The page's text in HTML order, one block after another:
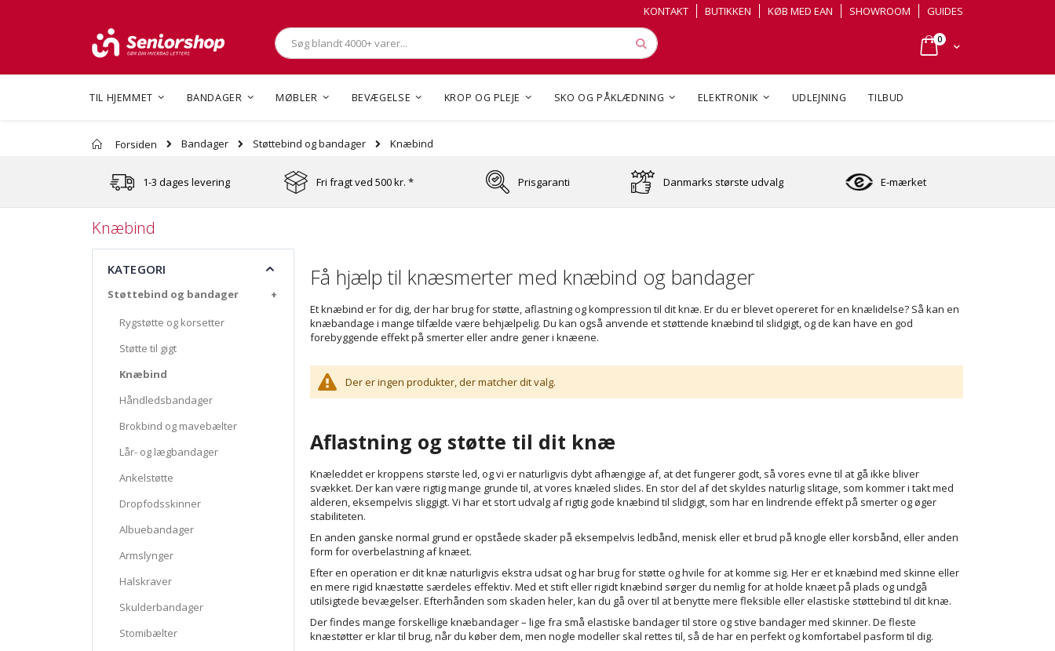
Cart
0varer
Søg
Søg
to
to
KONTAKT BUTIKKEN KØB MED EAN SHOWROOM GUIDES
TIL HJEMMET BANDAGER MØBLER BEVÆGELSE KROP OG PLEJE SKO OG PÅKLÆDNING ELEKTRONIK UDLEJNING TILBUD
Forsiden Bandager Støttebind og bandager Knæbind
1-3 dages levering Fri fragt ved 500 kr. * Prisgaranti Danmarks største udvalg E-mærket
Knæbind
Få hjælp til knæsmerter med knæbind og bandager
Et knæbind er for dig, der har brug for støtte, aflastning og kompression til dit knæ. Er du er blevet opereret for en knælidelse? Så kan en
knæbandage i mange tilfælde være behjælpelig. Du kan også anvende et støttende knæbind til slidgigt, og de kan have en god
forebyggende effekt på smerter eller andre gener i knæene.
Der er ingen produkter, der matcher dit valg.
Aflastning og støtte til dit knæ
Knæleddet er kroppens største led, og vi er naturligvis dybt afhængige af, at det fungerer godt, så vores evne til at gå ikke bliver
svækket. Der kan være rigtig mange grunde til, at vores knæled slides. En stor del af det skyldes naturlig slitage, som kommer i takt med
alderen, eksempelvis sliggigt. Vi har et stort udvalg af rigtig gode knæbind til slidgigt, som har en lindrende effekt på smerter og øger
stabiliteten.
En anden ganske normal grund er opståede skader på eksempelvis ledbånd, menisk eller et brud på knogle eller korsbånd, eller anden
form for overbelastning af knæet.
Efter en operation er dit knæ naturligvis ekstra udsat og har brug for støtte og hvile for at komme sig. Her er et knæbind med skinne eller
en mere rigid knæstøtte særdeles effektiv. Med et stift eller rigidt knæbind sørger du nemlig for at holde knæet på plads og undgå
utilsigtede bevægelser. Efterhånden som skaden heler, kan du gå over til at benytte mere fleksible eller elastiske støttebind til dit knæ.
Der findes mange forskellige knæbandager – lige fra små elastiske bandager til store og stive bandager med skinner. De fleste
knæstøtter er klar til brug, når du køber dem, men nogle modeller skal rettes til, så de har en perfekt og komfortabel pasform til dig.
KATEGORI
Støttebind og bandager
+
Rygstøtte og korsetter
Støtte til gigt
Knæbind
Håndledsbandager
Brokbind og mavebælter
Lår- og lægbandager
Ankelstøtte
Dropfodsskinner
Albuebandager
Armslynger
Halskraver
Skulderbandager
Stomibælter